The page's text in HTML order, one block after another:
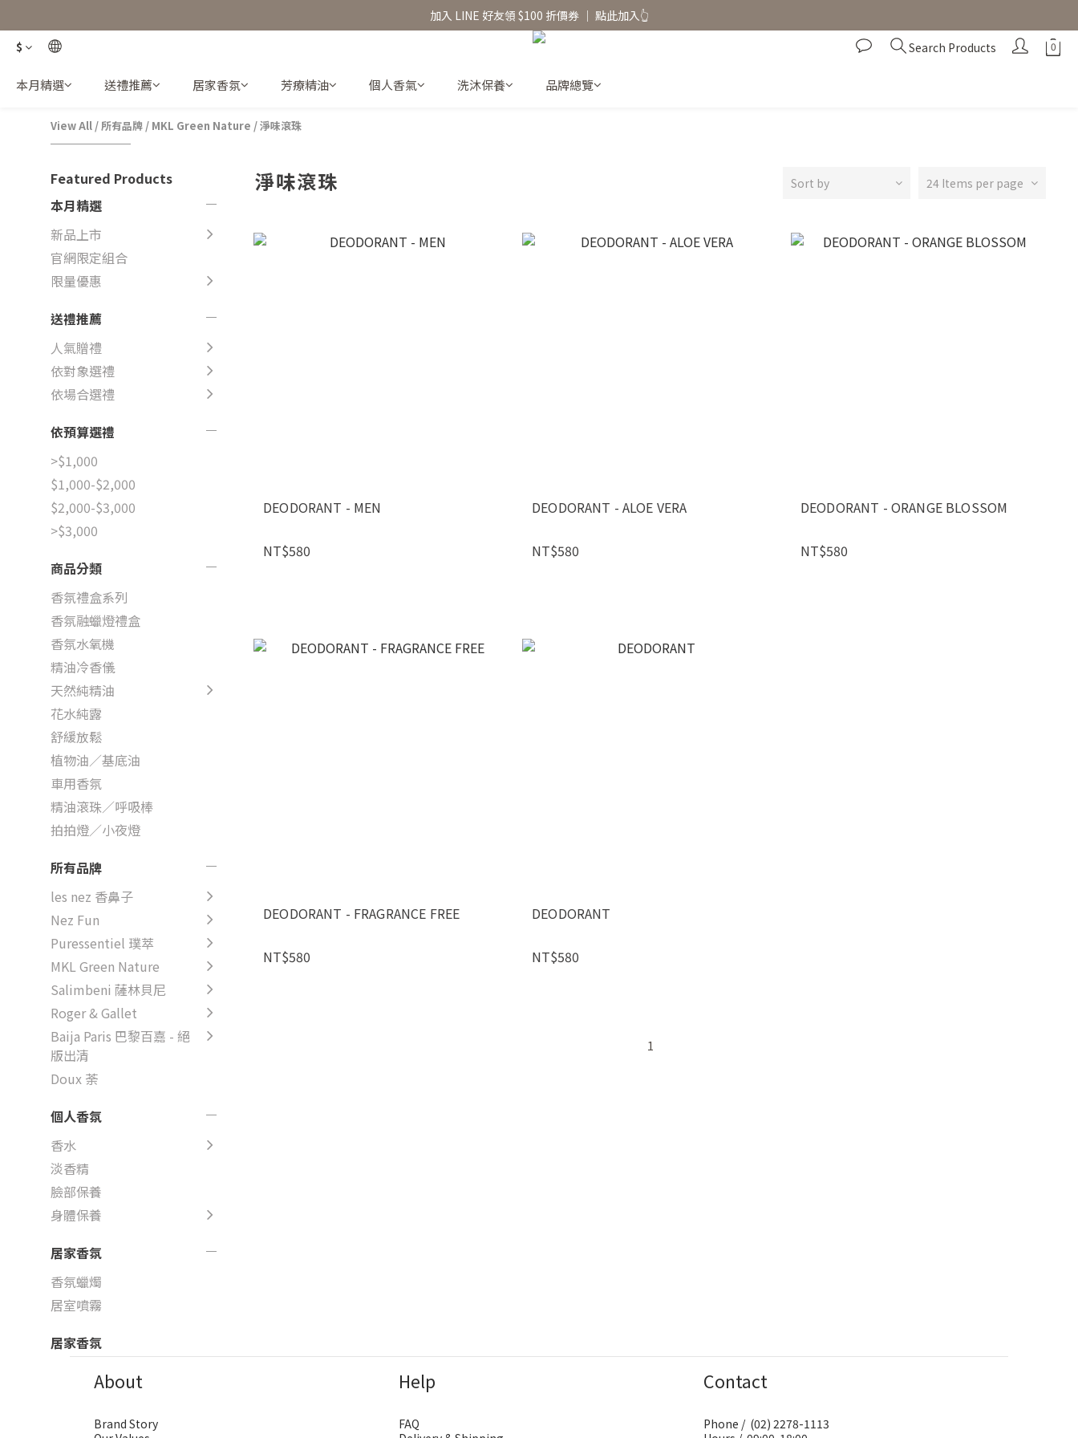
香氛水氧機、擴香香水原精  l 兩件85、三件79折
加入 LINE 好友領 $100 折價券 │ 點此加入👆
香氛水氧機、擴香香水原精  l 兩件85、三件79折
$ Search Products
本月精選 送禮推薦 居家香氛 芳療精油 個人香氣 洗沐保養 品牌總覽
View All /所有品牌 / MKL Green Nature /淨味滾珠
Featured Products
本月精選
新品上市
官網限定組合
限量優惠
送禮推薦
人氣贈禮
依對象選禮
依場合選禮
依預算選禮
>$1,000
$1,000-$2,000
$2,000-$3,000
>$3,000
商品分類
香氛禮盒系列
香氛融蠟燈禮盒
香氛水氧機
精油冷香儀
天然純精油
花水純露
舒緩放鬆
植物油／基底油
車用香氛
精油滾珠／呼吸棒
拍拍燈／小夜燈
所有品牌
les nez 香鼻子
Nez Fun
Puressentiel 璞萃
MKL Green Nature
Salimbeni 薩林貝尼
Roger & Gallet
Baija Paris 巴黎百嘉 - 絕
版出清
Doux 荼
個人香氛
香水
淡香精
臉部保養
身體保養
居家香氛
香氛蠟燭
居室噴霧
居家香氛
淨味滾珠 Sort by 24 Items per page
DEODORANT - MEN
NT$580
DEODORANT - ALOE VERA
NT$580
DEODORANT - ORANGE BLOSSOM
NT$580
DEODORANT - FRAGRANCE FREE
NT$580
DEODORANT
NT$580
1
About
Brand Story
Help
FAQ
Contact
Phone / (02) 2278-1113